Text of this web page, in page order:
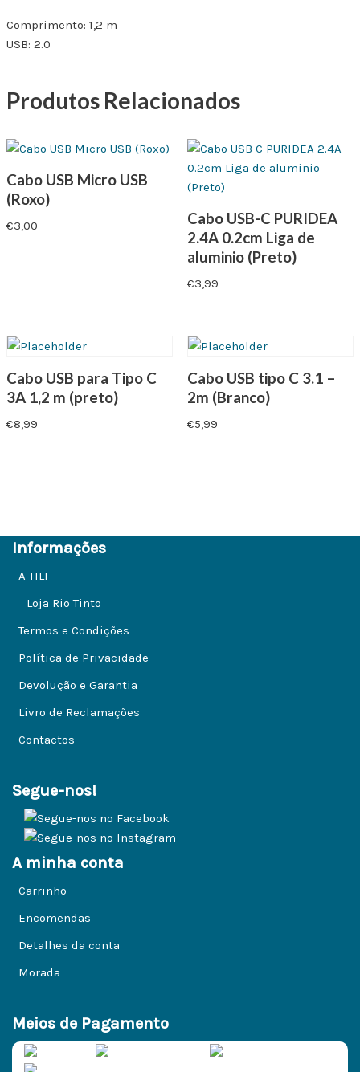
Comprimento: 1,2 m
USB: 2.0
Produtos Relacionados
Cabo USB Micro USB
(Roxo)
€3,00
Cabo USB-C PURIDEA
2.4A 0.2cm Liga de
aluminio (Preto)
€3,99
Cabo USB para Tipo C
3A 1,2 m (preto)
€8,99
Cabo USB tipo C 3.1 –
2m (Branco)
€5,99
Informações
A TILT
Loja Rio Tinto
Termos e Condições
Política de Privacidade
Devolução e Garantia
Livro de Reclamações
Contactos
Segue-nos!
A minha conta
Carrinho
Encomendas
Detalhes da conta
Morada
Meios de Pagamento